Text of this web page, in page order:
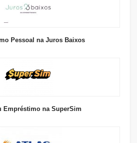
Pessoal na Juros Baixos
Empréstimo na SuperSim